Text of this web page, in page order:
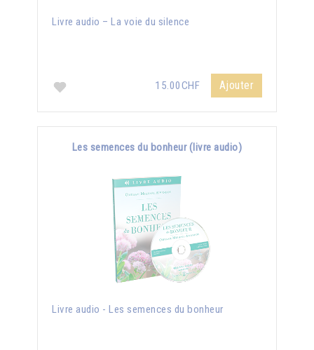
Livre audio – La voie du silence
15.00CHF Ajouter
Les semences du bonheur (livre audio)
Livre audio - Les semences du bonheur